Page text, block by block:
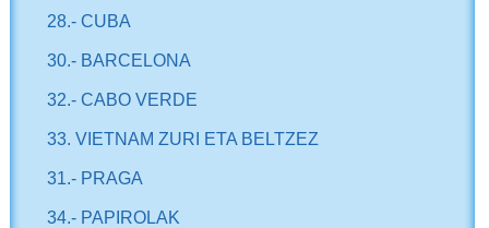
28.- CUBA
30.- BARCELONA
32.- CABO VERDE
33. VIETNAM ZURI ETA BELTZEZ
31.- PRAGA
34.- PAPIROLAK